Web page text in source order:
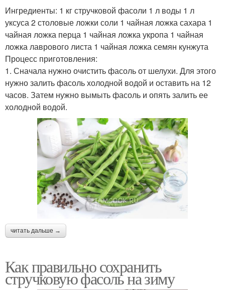
Ингредиенты: 1 кг стручковой фасоли 1 л воды 1 л
уксуса 2 столовые ложки соли 1 чайная ложка сахара 1
чайная ложка перца 1 чайная ложка укропа 1 чайная
ложка лаврового листа 1 чайная ложка семян кунжута
Процесс приготовления:
1. Сначала нужно очистить фасоль от шелухи. Для этого
нужно залить фасоль холодной водой и оставить на 12
часов. Затем нужно вымыть фасоль и опять залить ее
холодной водой.
читать дальше →
Как правильно сохранить
стручковую фасоль на зиму